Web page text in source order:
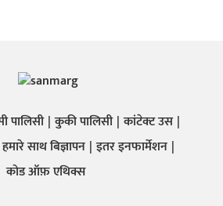
पालिसी कुकी पालिसी कांटेक्ट उस
हमारे साथ बिज्ञापन इतर इनफार्मेशन
कोड ऑफ़ एथिक्स